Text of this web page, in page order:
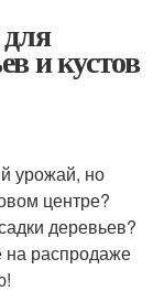
и кустов
урожай, но
центре?
деревьев?
на распродаже